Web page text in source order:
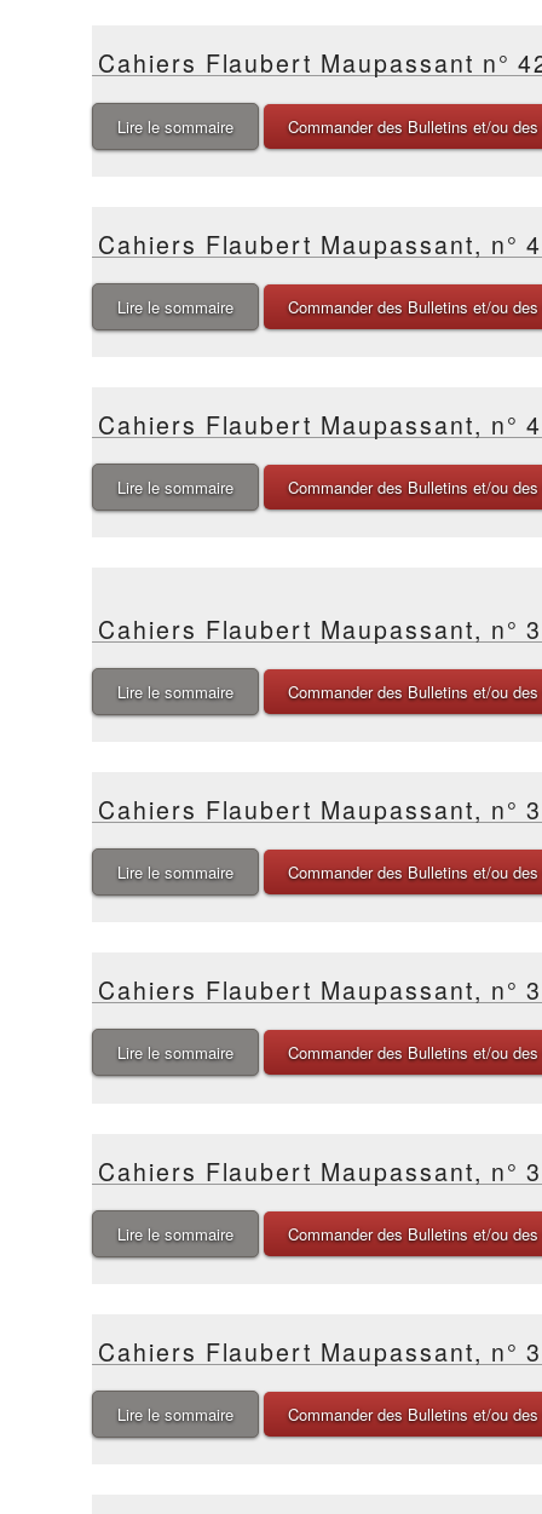
Cahiers Flaubert Maupassant n°
Lire le sommaire Commander des Bulletins et/ou
Cahiers Flaubert Maupassant, n°
Lire le sommaire Commander des Bulletins et/ou
Cahiers Flaubert Maupassant, n°
Lire le sommaire Commander des Bulletins et/ou
Cahiers Flaubert Maupassant, n°
Lire le sommaire Commander des Bulletins et/ou
Cahiers Flaubert Maupassant, n°
Lire le sommaire Commander des Bulletins et/ou
Cahiers Flaubert Maupassant, n°
Lire le sommaire Commander des Bulletins et/ou
Cahiers Flaubert Maupassant, n°
Lire le sommaire Commander des Bulletins et/ou
Cahiers Flaubert Maupassant, n°
Lire le sommaire Commander des Bulletins et/ou